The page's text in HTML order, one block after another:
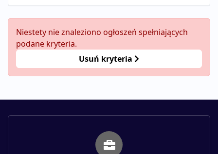
Niestety nie znaleziono ogłoszeń spełniających
podane kryteria.
Usuń kryteria